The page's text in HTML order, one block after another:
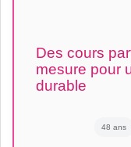
Des cours
mesure pour
durable
48 ans